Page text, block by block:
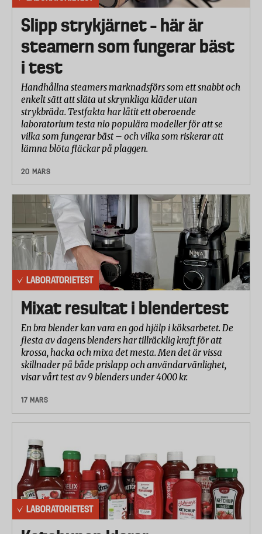
Slipp strykjärnet – här är
steamern som fungerar bäst
i test
Handhållna steamers marknadsförs som ett snabbt och
enkelt sätt att släta ut skrynkliga kläder utan
strykbräda. Testfakta har låtit ett oberoende
laboratorium testa nio populära modeller för att se
vilka som fungerar bäst – och vilka som riskerar att
lämna blöta fläckar på plaggen.
20 MARS
LABORATORIETEST
Mixat resultat i blendertest
En bra blender kan vara en god hjälp i köksarbetet. De
flesta av dagens blenders har tillräcklig kraft för att
krossa, hacka och mixa det mesta. Men det är vissa
skillnader på både prislapp och användarvänlighet,
visar vårt test av 9 blenders under 4000 kr.
17 MARS
LABORATORIETEST